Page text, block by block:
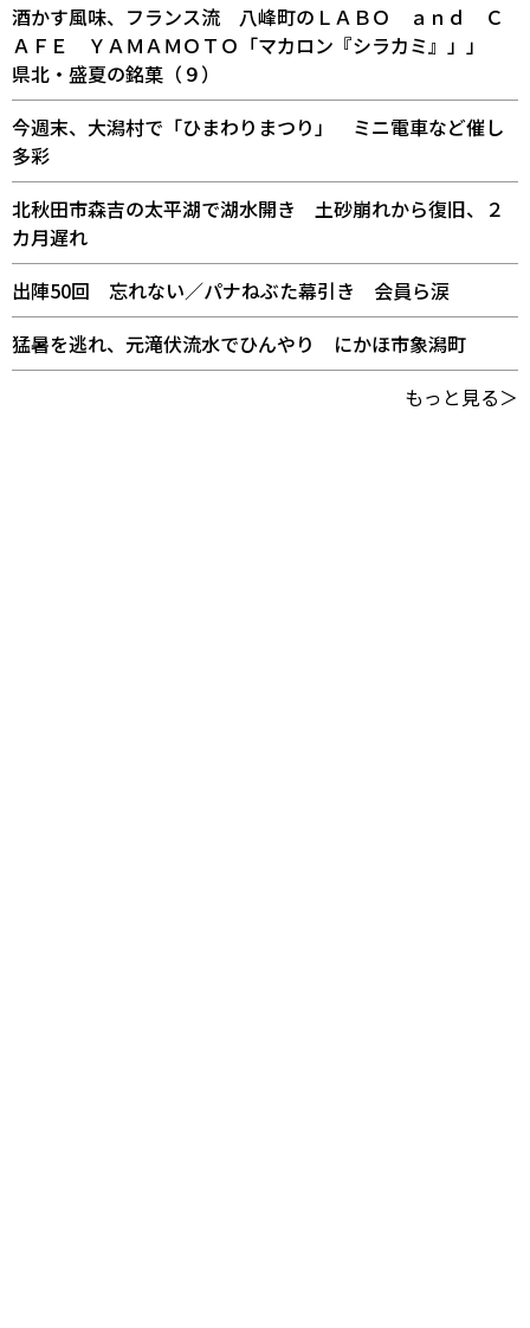
酒かす風味、フランス流 八峰町のＬＡＢＯ ａｎｄ Ｃ
ＡＦＥ ＹＡＭＡＭＯＴＯ「マカロン『シラカミ』」」
県北・盛夏の銘菓（９）
今週末、大潟村で「ひまわりまつり」 ミニ電車など催し
多彩
北秋田市森吉の太平湖で湖水開き 土砂崩れから復旧、２
カ月遅れ
出陣50回 忘れない／パナねぶた幕引き 会員ら涙
猛暑を逃れ、元滝伏流水でひんやり にかほ市象潟町
もっと見る＞